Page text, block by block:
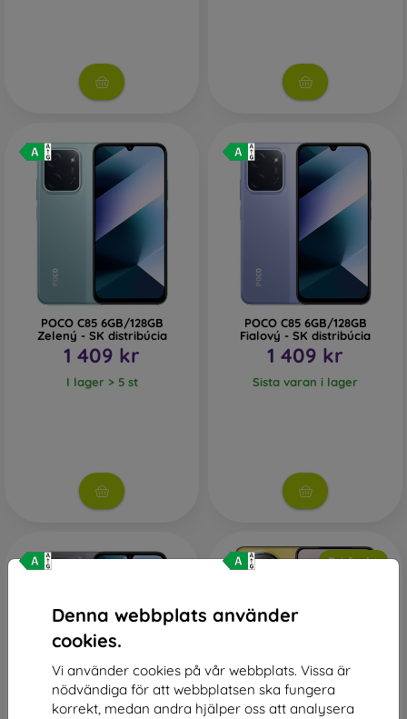
Denna webbplats använder
cookies.
Vi använder cookies på vår webbplats. Vissa är
nödvändiga för att webbplatsen ska fungera
korrekt, medan andra hjälper oss att analysera
POCO C85 6GB/128GB
Zelený - SK distribúcia
1 409 kr
I lager > 5 st
POCO C85 6GB/128GB
Fialový - SK distribúcia
1 409 kr
Sista varan i lager
-3%
Fri frakt